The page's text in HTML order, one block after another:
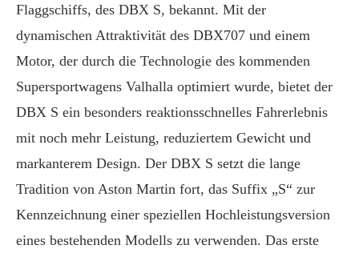
Flaggschiffs, des DBX S, bekannt. Mit der
dynamischen Attraktivität des DBX707 und einem
Motor, der durch die Technologie des kommenden
Supersportwagens Valhalla optimiert wurde, bietet der
DBX S ein besonders reaktionsschnelles Fahrerlebnis
mit noch mehr Leistung, reduziertem Gewicht und
markanterem Design. Der DBX S setzt die lange
Tradition von Aston Martin fort, das Suffix „S“ zur
Kennzeichnung einer speziellen Hochleistungsversion
eines bestehenden Modells zu verwenden. Das erste